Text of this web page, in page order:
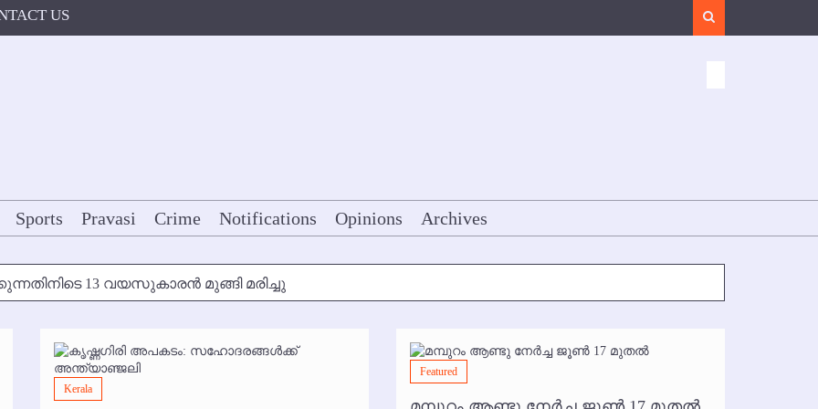
US
Sports Pravasi Crime Notifications Opinions Archives
13 വയസുകാരന്‍ മുങ്ങി മരിച്ചു
മുതല്‍
ഇല്ല
Kerala
Featured